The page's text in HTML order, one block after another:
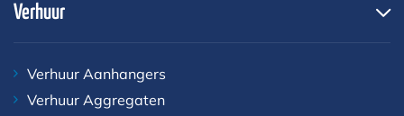
Verhuur
Verhuur Aanhangers
Verhuur Aggregaten